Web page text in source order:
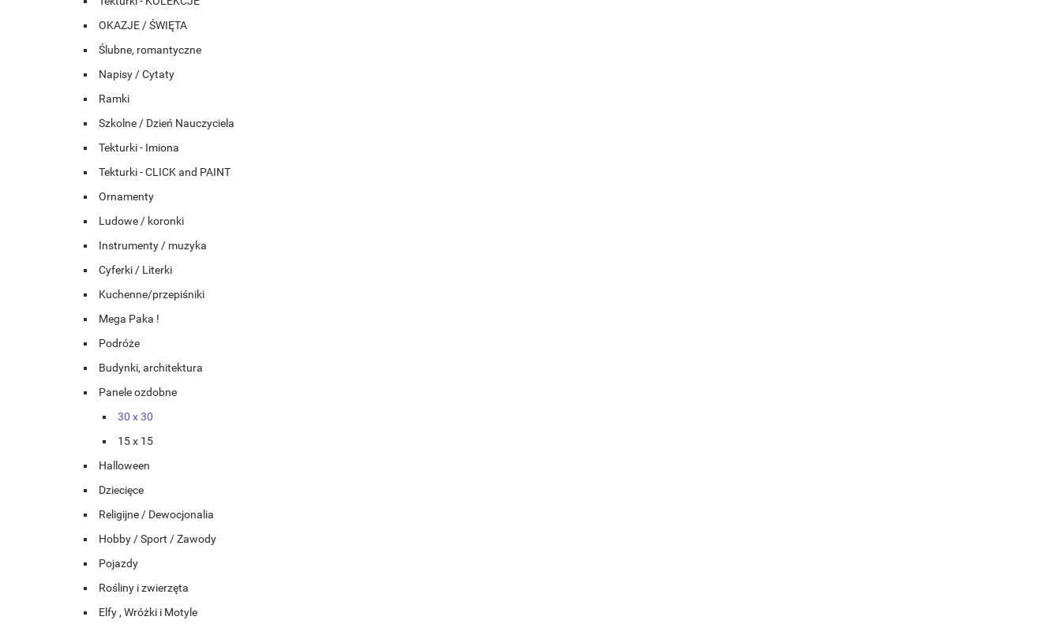
OKAZJE / ŚWIĘTA
Ślubne, romantyczne
Napisy / Cytaty
Ramki
Szkolne / Dzień Nauczyciela
Tekturki - Imiona
Tekturki - CLICK and PAINT
Ornamenty
Ludowe / koronki
Instrumenty / muzyka
Cyferki / Literki
Kuchenne/przepiśniki
Mega Paka !
Podróże
Budynki, architektura
Panele ozdobne
30 x 30
15 x 15
Halloween
Dziecięce
Religijne / Dewocjonalia
Hobby / Sport / Zawody
Pojazdy
Rośliny i zwierzęta
Elfy , Wróżki i Motyle